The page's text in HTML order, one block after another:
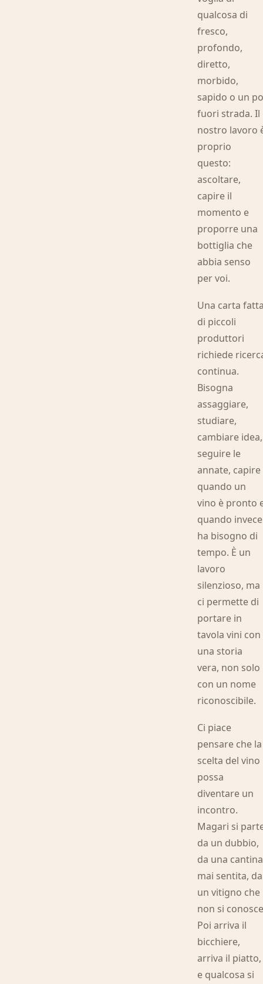
qualcosa di
fresco,
profondo,
diretto,
morbido,
sapido o un
fuori strada. Il
nostro lavoro
proprio
questo:
ascoltare,
capire il
momento e
proporre una
bottiglia che
abbia senso
per voi.
Una carta
di piccoli
produttori
richiede
continua.
Bisogna
assaggiare,
studiare,
cambiare idea,
seguire le
annate, capire
quando un
vino è pronto
quando invece
ha bisogno di
tempo. È un
lavoro
silenzioso, ma
ci permette di
portare in
tavola vini con
una storia
vera, non solo
con un nome
riconoscibile.
Ci piace
pensare che la
scelta del vino
possa
diventare un
incontro.
Magari si
da un dubbio,
da una cantina
mai sentita, da
un vitigno che
non si
Poi arriva il
bicchiere,
arriva il piatto,
e qualcosa si